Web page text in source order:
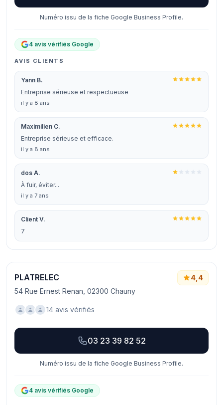
Numéro issu de la fiche Google Business Profile.
4 avis vérifiés Google
AVIS CLIENTS
Yann B.
Entreprise sérieuse et respectueuse
il y a 8 ans
Maximilien C.
Entreprise sérieuse et efficace.
il y a 8 ans
dos A.
À fuir, éviter...
il y a 7 ans
Client V.
7
PLATRELEC
54 Rue Ernest Renan, 02300 Chauny
4,4
14 avis vérifiés
03 23 39 82 52
Numéro issu de la fiche Google Business Profile.
4 avis vérifiés Google